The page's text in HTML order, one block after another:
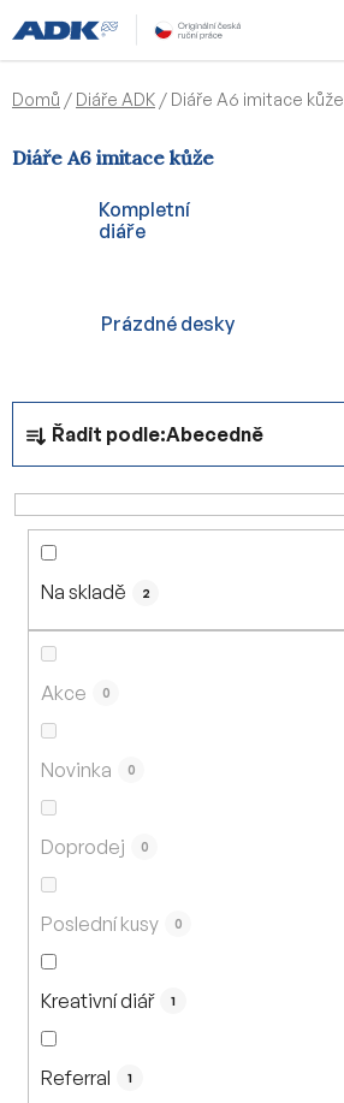
na
obsah
Domů / Diáře ADK / Diáře A6 imitace kůže
Diáře A6 imitace kůže
Kompletní
diáře
Prázdné desky
Ř
z
e
n
Řadit podle:Abecedně
Na skladě 2
Akce 0
Novinka 0
Doprodej 0
Poslední kusy 0
Kreativní diář 1
Referral 1